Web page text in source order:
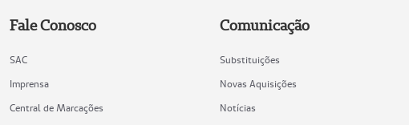
Fale Conosco
SAC
Imprensa
Central de Marcações
Comunicação
Substituições
Novas Aquisições
Notícias